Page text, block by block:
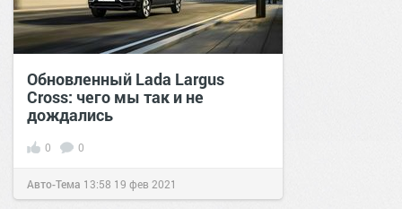
Обновленный Lada Largus
Cross: чего мы так и не
дождались
0 0
Авто-Тема 13:58 19 фев 2021